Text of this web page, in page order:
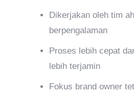
Dikerjakan oleh tim
berpengalaman
Proses lebih cepat
lebih terjamin
Fokus brand owner